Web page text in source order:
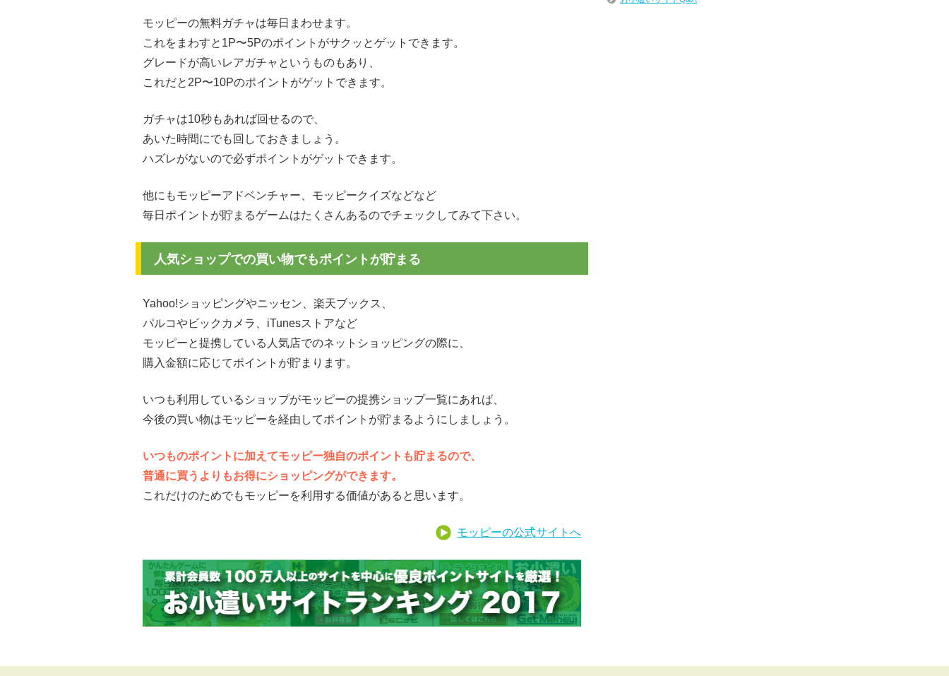
モッピーの無料ガチャは毎日まわせます。
これをまわすと1P〜5Pのポイントがサクッとゲットできます。
グレードが高いレアガチャというものもあり、
これだと2P〜10Pのポイントがゲットできます。
ガチャは10秒もあれば回せるので、
あいた時間にでも回しておきましょう。
ハズレがないので必ずポイントがゲットできます。
他にもモッピーアドベンチャー、モッピークイズなどなど
毎日ポイントが貯まるゲームはたくさんあるのでチェックしてみて下さい。
人気ショップでの買い物でもポイントが貯まる
Yahoo!ショッピングやニッセン、楽天ブックス、
パルコやビックカメラ、iTunesストアなど
モッピーと提携している人気店でのネットショッピングの際に、
購入金額に応じてポイントが貯まります。
いつも利用しているショップがモッピーの提携ショップ一覧にあれば、
今後の買い物はモッピーを経由してポイントが貯まるようにしましょう。
いつものポイントに加えてモッピー独自のポイントも貯まるので、
普通に買うよりもお得にショッピングができます。
これだけのためでもモッピーを利用する価値があると思います。
モッピーの公式サイトへ